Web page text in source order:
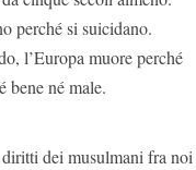
perché si suicidano.
l’Europa muore perché
bene né male.
dei musulmani fra noi